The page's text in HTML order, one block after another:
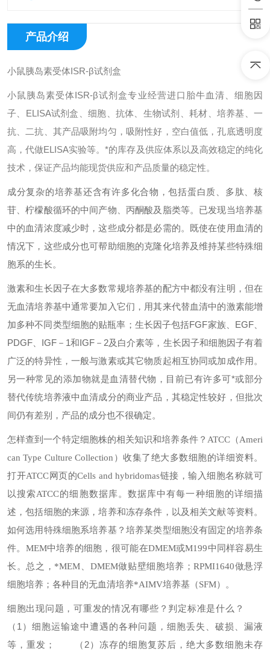
产品介绍
小鼠胰岛素受体ISR-β试剂盒
小鼠胰岛素受体ISR-β试剂盒专业经营进口胎牛血清、细胞因
子、ELISA试剂盒、细胞、抗体、生物试剂、耗材、培养基、一
抗、二抗、其产品吸附均匀，吸附性好，空白值低，孔底透明度
高，代做ELISA实验等。*的库存及供应体系以及高效稳定的纯化
技术，保证产品均能现货供应和产品质量的稳定性。
成分复杂的培养基还含有许多化合物，包括蛋白质、多肽、核
苷、柠檬酸循环的中间产物、丙酮酸及脂类等。已发现当培养基
中的血清浓度减少时，这些成分都是必需的。既使在使用血清的
情况下，这些成分也可帮助细胞的克隆化培养及维持某些特殊细
胞系的生长。
激素和生长因子在大多数常规培养基的配方中都没有注明，但在
无血清培养基中通常要加入它们，用其来代替血清中的激素能增
加多种不同类型细胞的贴瓶率；生长因子包括FGF家族、EGF、
PDGF、IGF－1和IGF－2及白介素等，生长因子和细胞因子有着
广泛的特异性，一般与激素或其它物质起相互协同或加成作用。
另一种常见的添加物就是血清替代物，目前已有许多可*或部分
替代传统培养液中血清成分的商业产品，其稳定性较好，但批次
间仍有差别，产品的成分也不很确定。
怎样查到一个特定细胞株的相关知识和培养条件？ ATCC（Ameri
can Type Culture Collection）收集了绝大多数细胞的详细资料。
打开ATCC网页的Cells and hybridomas链接，输入细胞名称就可
以搜索ATCC的细胞数据库。数据库中有每一种细胞的详细描
述，包括细胞的来源，培养和冻存条件，以及相关文献等资料。
如何选用特殊细胞系培养基？ 培养某类型细胞没有固定的培养条
件。MEM中培养的细胞，很可能在DMEM或M199中同样容易生
长。总之，*MEM、DMEM做贴壁细胞培养；RPMI1640做悬浮
细胞培养；各种目的无血清培养*AIMV培养基（SFM）。
细胞出现问题，可重发的情况有哪些？判定标准是什么？
（1）细胞运输途中遭遇的各种问题，细胞丢失、破损、漏液
等，重发；
（2）冻存的细胞复苏后，绝大多数细胞未存